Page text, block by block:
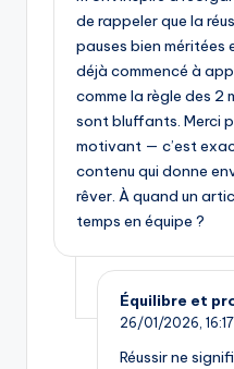
de rappeler que la
pauses bien méritées
déjà commencé à
comme la règle des 2
sont bluffants. Merci
motivant — c’est
contenu qui donne
rêver. À quand un
temps en équipe ?
Équilibre et
26/01/2026, 16:17
Réussir ne